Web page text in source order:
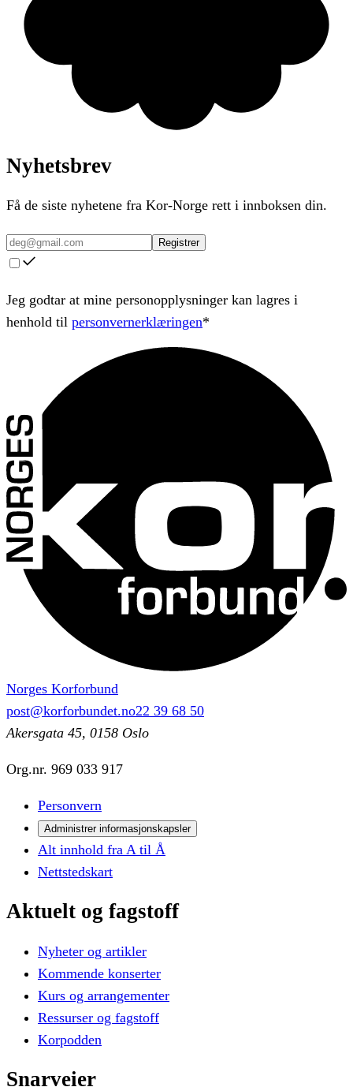
Nyhetsbrev
Få de siste nyhetene fra Kor-Norge rett i innboksen din.
Registrer
Jeg godtar at mine personopplysninger kan lagres i
henhold til personvernerklæringen*
Norges Korforbund
post@korforbundet.no22 39 68 50
Akersgata 45, 0158 Oslo
Org.nr. 969 033 917
Personvern
Administrer informasjonskapsler
Alt innhold fra A til Å
Nettstedskart
Aktuelt og fagstoff
Nyheter og artikler
Kommende konserter
Kurs og arrangementer
Ressurser og fagstoff
Korpodden
Snarveier